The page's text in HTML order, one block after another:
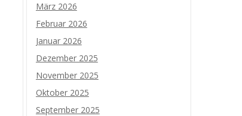
März 2026
Februar 2026
Januar 2026
Dezember 2025
November 2025
Oktober 2025
September 2025